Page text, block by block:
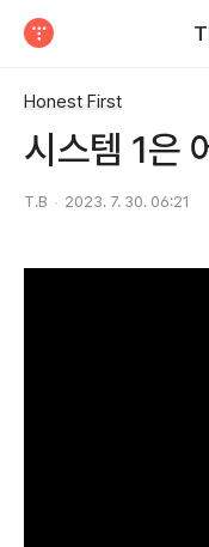
Honest First
시스템 1은
T.B 2023. 7. 30. 06:21